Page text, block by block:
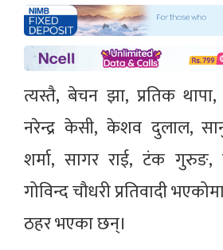
त्यस्तै, बेचन झा, प्रतिक थापा,
नरेन्द्र केसी, केशव दुलाल,
शर्मा, सागर राई, टंक
गोविन्द चौधरी प्रतिवादी
ठहर भएका छन्।